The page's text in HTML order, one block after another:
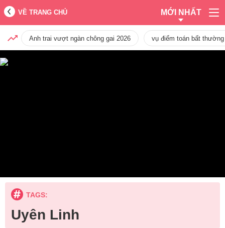
VỀ TRANG CHỦ MỚI NHẤT
Anh trai vượt ngàn chông gai 2026 vụ điểm toán bất
TAGS:
Uyên Linh